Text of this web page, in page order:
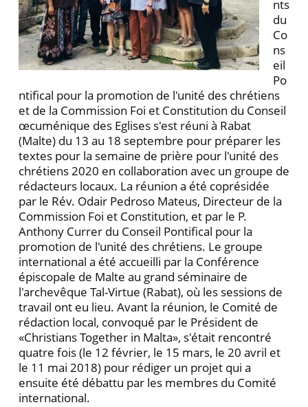
nts
du
Co
ns
eil
Po
ntifical pour la promotion de l'unité des chrétiens
et de la Commission Foi et Constitution du Conseil
œcuménique des Eglises s'est réuni à Rabat
(Malte) du 13 au 18 septembre pour préparer les
textes pour la semaine de prière pour l'unité des
chrétiens 2020 en collaboration avec un groupe de
rédacteurs locaux. La réunion a été coprésidée
par le Rév. Odair Pedroso Mateus, Directeur de la
Commission Foi et Constitution, et par le P.
Anthony Currer du Conseil Pontifical pour la
promotion de l'unité des chrétiens. Le groupe
international a été accueilli par la Conférence
épiscopale de Malte au grand séminaire de
l'archevêque Tal-Virtue (Rabat), où les sessions de
travail ont eu lieu. Avant la réunion, le Comité de
rédaction local, convoqué par le Président de
«Christians Together in Malta», s'était rencontré
quatre fois (le 12 février, le 15 mars, le 20 avril et
le 11 mai 2018) pour rédiger un projet qui a
ensuite été débattu par les membres du Comité
international.